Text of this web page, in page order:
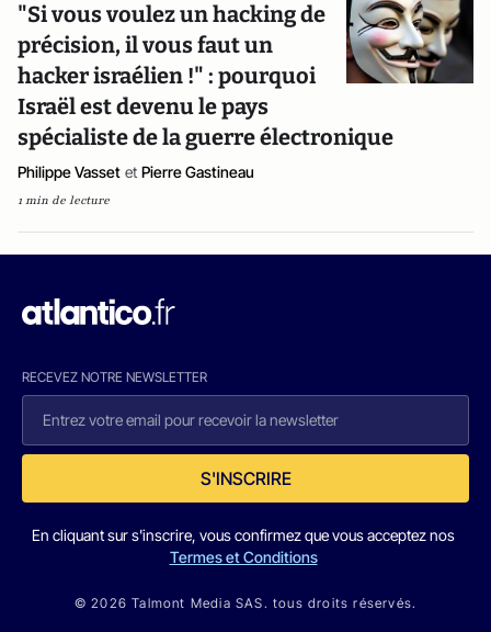
"Si vous voulez un hacking de
précision, il vous faut un
hacker israélien !" : pourquoi
Israël est devenu le pays
spécialiste de la guerre électronique
Philippe Vasset et Pierre Gastineau
1 min de lecture
RECEVEZ NOTRE NEWSLETTER
S'INSCRIRE
En cliquant sur s'inscrire, vous confirmez que vous acceptez nos
Termes et Conditions
© 2026 Talmont Media SAS. tous droits réservés.